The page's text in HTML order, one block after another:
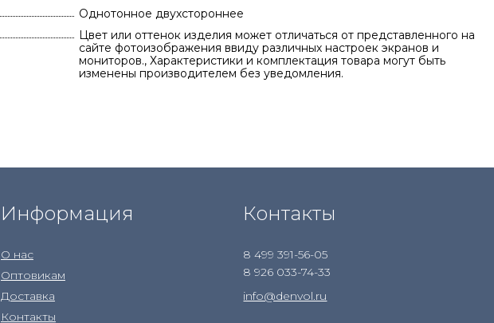
Однотонное двухстороннее
Цвет или оттенок изделия может отличаться от представленного на
сайте фотоизображения ввиду различных настроек экранов и
мониторов., Характеристики и комплектация товара могут быть
изменены производителем без уведомления.
Информация
О нас
Оптовикам
Доставка
Контакты
Контакты
8 499 391-56-05
8 926 033-74-33
info@denvol.ru